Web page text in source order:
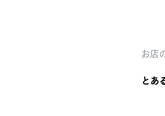
お店
とあ